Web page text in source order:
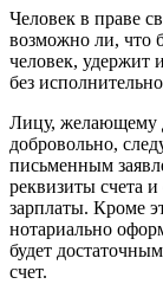
Человек в праве
возможно ли, что
человек, удержит
без
Лицу, желающему
добровольно,
письменным
реквизиты счета
зарплаты. Кроме
нотариально
будет
счет.